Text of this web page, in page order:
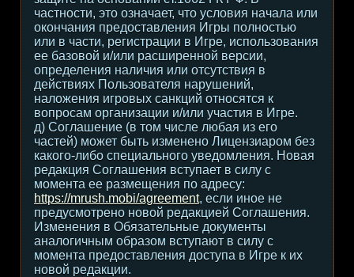
частности, это означает, что условия начала или
окончания предоставления Игры полностью
или в части, регистрации в Игре, использования
ее базовой и/или расширенной версии,
определения наличия или отсутствия в
действиях Пользователя нарушений,
наложения игровых санкций относятся к
вопросам организации и/или участия в Игре.
д) Соглашение (в том числе любая из его
частей) может быть изменено Лицензиаром без
какого-либо специального уведомления. Новая
редакция Соглашения вступает в силу с
момента ее размещения по адресу:
https://mrush.mobi/agreement, если иное не
предусмотрено новой редакцией Соглашения.
Изменения в Обязательные документы
аналогичным образом вступают в силу с
момента предоставления доступа в Игре к их
новой редакции.